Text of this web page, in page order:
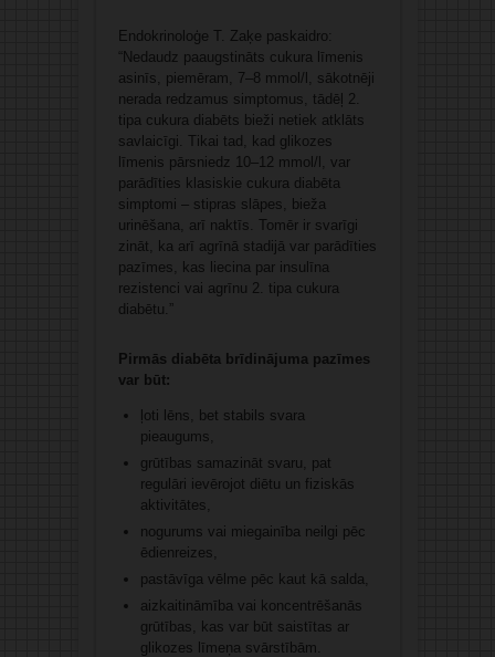
Endokrinoloģe T. Zaķe paskaidro:
“Nedaudz paaugstināts cukura līmenis
asinīs, piemēram, 7–8 mmol/l, sākotnēji
nerada redzamus simptomus, tādēļ 2.
tipa cukura diabēts bieži netiek atklāts
savlaicīgi. Tikai tad, kad glikozes
līmenis pārsniedz 10–12 mmol/l, var
parādīties klasiskie cukura diabēta
simptomi – stipras slāpes, bieža
urinēšana, arī naktīs. Tomēr ir svarīgi
zināt, ka arī agrīnā stadijā var parādīties
pazīmes, kas liecina par insulīna
rezistenci vai agrīnu 2. tipa cukura
diabētu.”
Pirmās diabēta brīdinājuma pazīmes
var būt:
ļoti lēns, bet stabils svara
pieaugums,
grūtības samazināt svaru, pat
regulāri ievērojot diētu un fiziskās
aktivitātes,
nogurums vai miegainība neilgi pēc
ēdienreizes,
pastāvīga vēlme pēc kaut kā salda,
aizkaitināmība vai koncentrēšanās
grūtības, kas var būt saistītas ar
glikozes līmeņa svārstībām.